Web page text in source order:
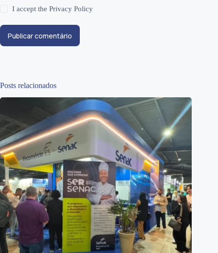
I accept thePrivacy Policy
Publicar comentário
Posts relacionados